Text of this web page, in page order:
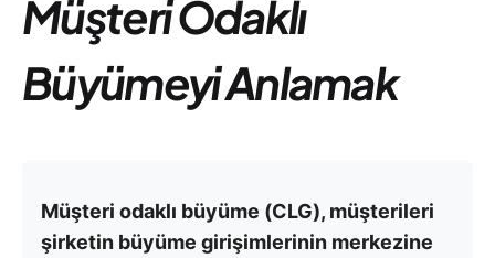
Müşteri Odaklı
Büyümeyi Anlamak
Müşteri odaklı büyüme (CLG), müşterileri
şirketin büyüme girişimlerinin merkezine